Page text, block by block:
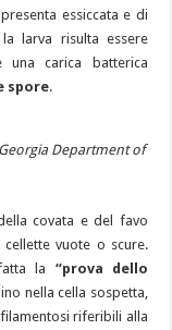
essiccata e di
larva risulta essere
una carica batterica
spore.
Department of
covata e del favo
vuote o scure.
la “prova dello
nella cella sospetta,
riferibili alla